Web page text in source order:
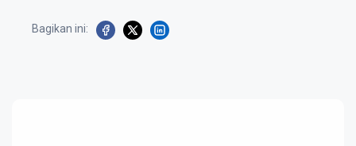
Bagikan ini: